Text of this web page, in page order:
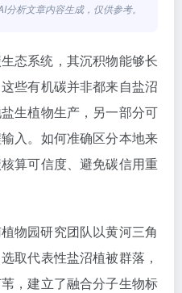
析文章内容生成，仅供参考。
态系统，其沉积物能够长
些有机碳并非都来自盐沼
生植物生产，另一部分可
入。如何准确区分本地来
算可信度、避免碳信用重
物园研究团队以黄河三角
取代表性盐沼植被群落，
，建立了融合分子生物标